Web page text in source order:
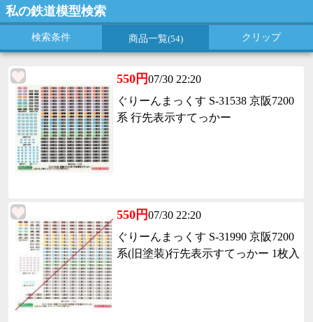
私の鉄道模型検索
検索条件 商品一覧(54) クリップ
550円07/30 22:20
ぐりーんまっくす S-31538 京阪7200
系 行先表示すてっかー
550円07/30 22:20
ぐりーんまっくす S-31990 京阪7200
系(旧塗装)行先表示すてっかー 1枚入